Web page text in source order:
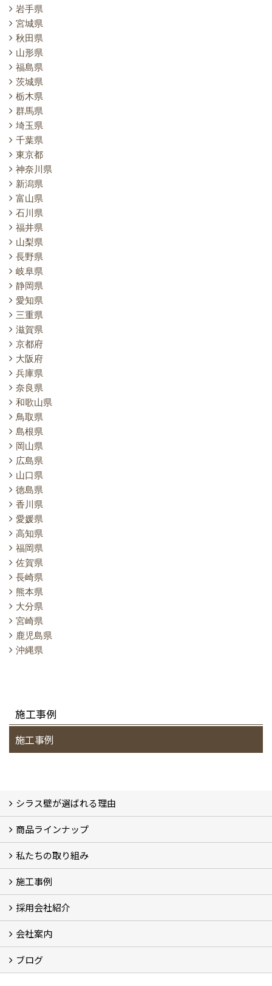
岩手県
宮城県
秋田県
山形県
福島県
茨城県
栃木県
群馬県
埼玉県
千葉県
東京都
神奈川県
新潟県
富山県
石川県
福井県
山梨県
長野県
岐阜県
静岡県
愛知県
三重県
滋賀県
京都府
大阪府
兵庫県
奈良県
和歌山県
鳥取県
島根県
岡山県
広島県
山口県
徳島県
香川県
愛媛県
高知県
福岡県
佐賀県
長崎県
熊本県
大分県
宮崎県
鹿児島県
沖縄県
施工事例
施工事例
シラス壁が選ばれる理由
シラスストーリー
こだわり
シラス壁の驚くべき性能
商品ラインナップ
一覧
内装仕上げ材
外装仕上げ材
舗装材
水性無機高分子系ハイブリッド型塗料
エコリフォーム
消臭壁紙
Q&A
資料PDF
私たちの取り組み
SDGs、GHGへの取り組み (2)
マグマシラス米
特別対談 (2)
高千穂シラス解説ムービー
研究プロジェクト (4)
プロジェクト (3)
施工事例
施工事例
お客様からのお便り
採用会社紹介
採用会社紹介
「鏝人の会」左官店のご紹介
会社案内
会社概要・沿革
代表の実績
製造紹介
ショールーム
アクセス
採用情報
バナーダウンロード
プライバシーポリシー
Takachiho Shirasu Global Site
LINE公式アカウント
ブログ